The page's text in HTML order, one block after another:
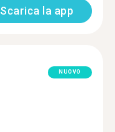
Scarica la app
NUOVO